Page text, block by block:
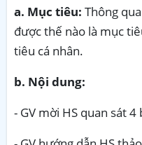
a. Mục tiêu: Thông
được thế nào là mục
tiêu cá nhân.
b. Nội dung:
- GV mời HS quan sát